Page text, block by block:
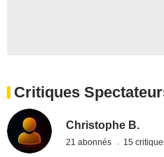
Critiques
Christophe B.
21 abonnés 15